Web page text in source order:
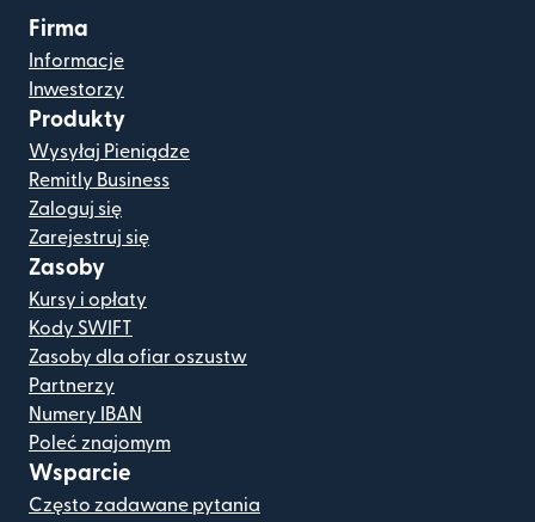
Firma
Informacje
Inwestorzy
Produkty
Wysyłaj Pieniądze
Remitly Business
Zaloguj się
Zarejestruj się
Zasoby
Kursy i opłaty
Kody SWIFT
Zasoby dla ofiar oszustw
Partnerzy
Numery IBAN
Poleć znajomym
Wsparcie
Często zadawane pytania